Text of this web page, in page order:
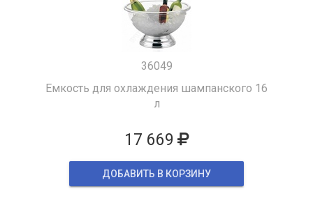
36049
Емкость для охлаждения шампанского 16
л
17 669
ДОБАВИТЬ В КОРЗИНУ